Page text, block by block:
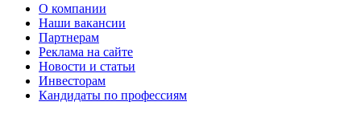
О компании
Наши вакансии
Партнерам
Реклама на сайте
Новости и статьи
Инвесторам
Кандидаты по профессиям